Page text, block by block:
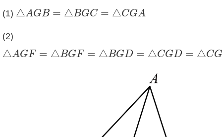
(1) △AGB = △BGC = △CGA
△ A GB= B GC=△ G A
(2)
△AGF = △BGF = △BGD = △CGD = △C
△ A GF= B GF=△ GD=△C = △CGE △ EG